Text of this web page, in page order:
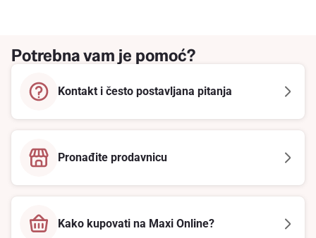
Potrebna vam je pomoć?
Kontakt i često postavljana pitanja
Pronađite prodavnicu
Kako kupovati na Maxi Online?